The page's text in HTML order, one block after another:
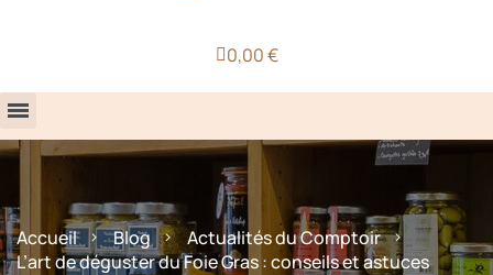
0,00 €
Accueil Blog
Actualités du Comptoir
L’art de déguster du Foie Gras : conseils et astuces